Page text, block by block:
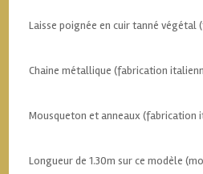
Laisse poignée en cuir tanné végétal
Chaine métallique (fabrication
Mousqueton et anneaux (fabrication
Longueur de 1.30m sur ce modèle